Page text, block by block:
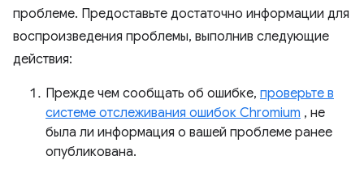
проблеме. Предоставьте достаточно информации для
воспроизведения проблемы, выполнив следующие
действия:
Прежде чем сообщать об ошибке, проверьте в
системе отслеживания ошибок Chromium , не
была ли информация о вашей проблеме ранее
опубликована.